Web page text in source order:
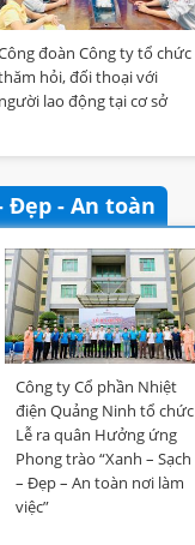
đoàn Công ty tổ chức
hỏi, đối thoại với
người lao động tại cơ sở
Đẹp - An toàn
Công ty Cổ phần Nhiệt
điện Quảng Ninh tổ chức
Lễ ra quân Hưởng ứng
Phong trào “Xanh – Sạch
– Đẹp – An toàn nơi làm
việc”